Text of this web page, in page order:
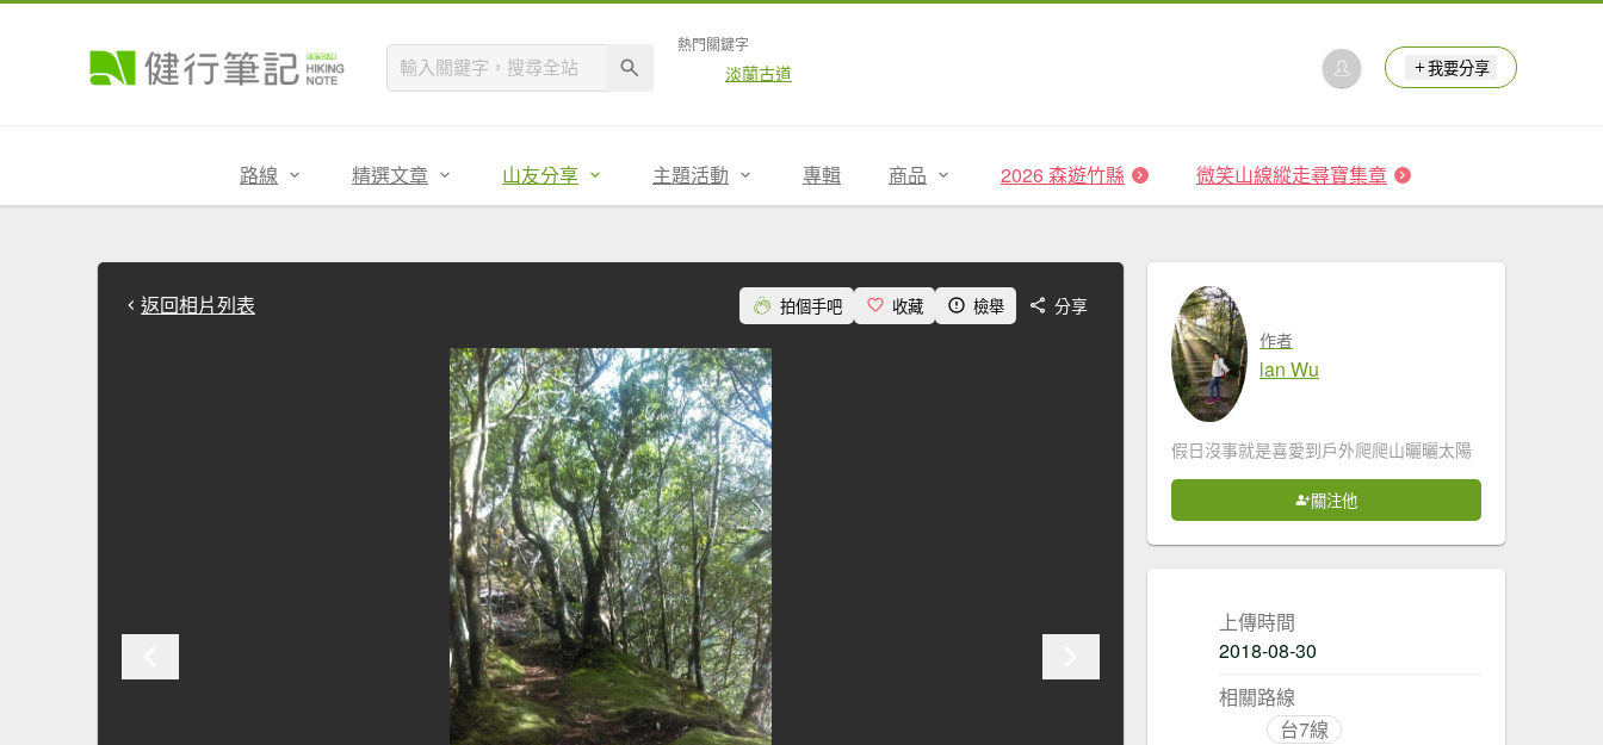
熱門關鍵字
淡蘭古道 我要分享
路線 精選文章 山友分享 主題活動 專輯 商品 2026 森遊竹縣 微笑山線縱走尋寶集章
返回相片列表 拍個手吧 收藏 檢舉 分享
作者
lan Wu
假日沒事就是喜愛到戶外爬爬山曬曬太陽
關注他
上傳時間
2018-08-30
相關路線
台7線